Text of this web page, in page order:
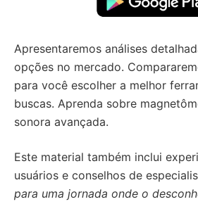
Apresentaremos análises
opções no mercado.
para você escolher a melhor
buscas. Aprenda sobre
sonora avançada.
Este material também inclui
usuários e conselhos de
para uma jornada onde o